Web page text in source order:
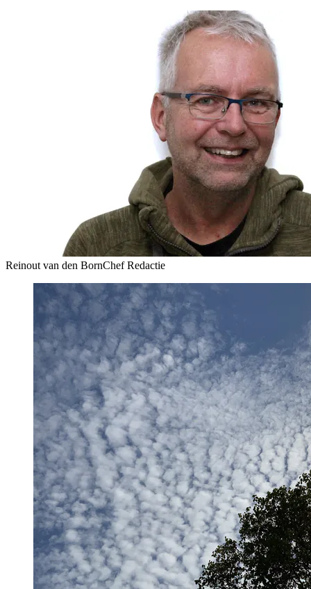
Reinout van den BornChef Redactie